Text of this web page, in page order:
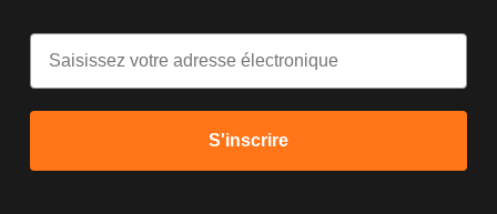
Email
S'inscrire